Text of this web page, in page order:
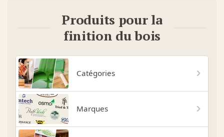
Produits pour la
finition du bois
Catégories
Marques